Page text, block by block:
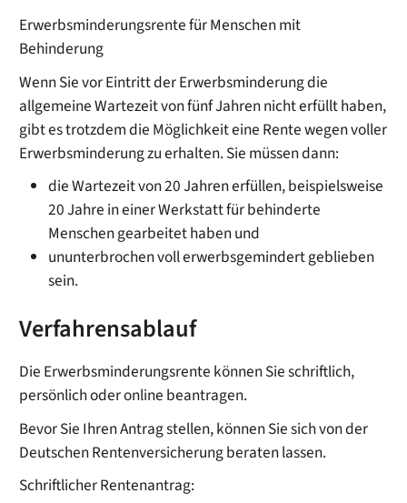
Erwerbsminderungsrente für Menschen mit
Behinderung
Wenn Sie vor Eintritt der Erwerbsminderung die
allgemeine Wartezeit von fünf Jahren nicht erfüllt haben,
gibt es trotzdem die Möglichkeit eine Rente wegen voller
Erwerbsminderung zu erhalten. Sie müssen dann:
die Wartezeit von 20 Jahren erfüllen, beispielsweise
20 Jahre in einer Werkstatt für behinderte
Menschen gearbeitet haben und
ununterbrochen voll erwerbsgemindert geblieben
sein.
Verfahrensablauf
Die Erwerbsminderungsrente können Sie schriftlich,
persönlich oder online beantragen.
Bevor Sie Ihren Antrag stellen, können Sie sich von der
Deutschen Rentenversicherung beraten lassen.
Schriftlicher Rentenantrag: